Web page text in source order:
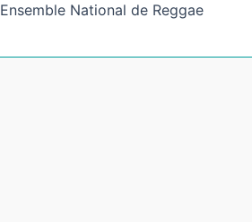
Ensemble National de Reggae